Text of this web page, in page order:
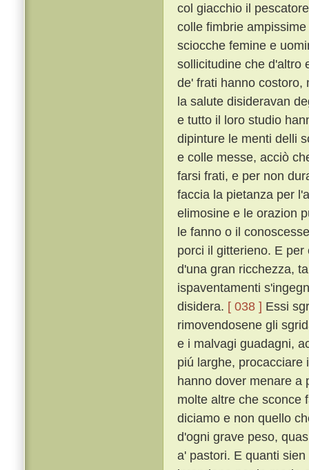
col giacchio il
colle fimbrie
sciocche femine e
sollicitudine che d'altro
de' frati hanno
la salute disideravan
e tutto il loro studio
dipinture le menti delli
e colle messe, acciò
farsi frati, e per non
faccia la pietanza per
elimosine e le orazion
le fanno o il
porci il gitterieno. E
d'una gran ricchezza,
ispaventamenti
disidera. [ 038 ] Essi
rimovendosene gli
e i malvagi guadagni,
piú larghe, procacciare
hanno dover menare
molte altre che sconce
diciamo e non quello
d'ogni grave peso,
a' pastori. E quanti